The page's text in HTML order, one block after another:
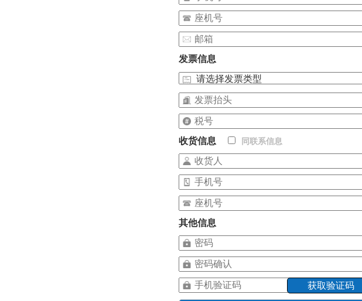
发票信息
收货信息
同联系信息
其他信息